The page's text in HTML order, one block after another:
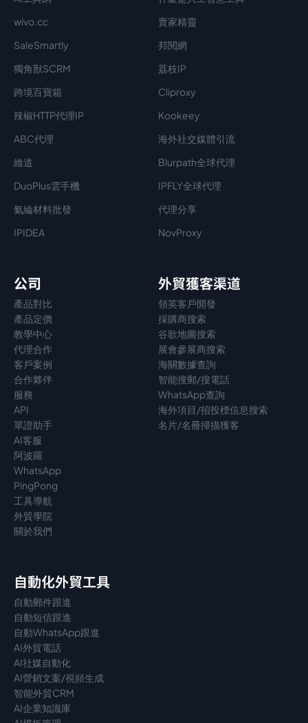
wivo.cc
賣家精靈
SaleSmartly
邦閱網
獨角獸SCRM
荔枝IP
跨境百寶箱
Cliproxy
辣椒HTTP代理IP
Kookeey
ABC代理
海外社交媒體引流
維道
Blurpath全球代理
DuoPlus雲手機
IPFLY全球代理
氨綸材料批發
代理分享
IPIDEA
NovProxy
公司
產品對比
產品定價
教學中心
代理合作
客戶案例
合作夥伴
服務
API
單證助手
AI客服
阿波羅
WhatsApp
PingPong
工具導航
外貿學院
關於我們
外貿獲客渠道
領英客戶開發
採購商搜索
谷歌地圖搜索
展會參展商搜索
海關數據查詢
智能搜郵/搜電話
WhatsApp查詢
海外項目/招投標信息搜索
名片/名冊掃描獲客
自動化外貿工具
自動郵件跟進
自動短信跟進
自動WhatsApp跟進
AI外貿電話
AI社媒自動化
AI營銷文案/視頻生成
智能外貿CRM
AI企業知識庫